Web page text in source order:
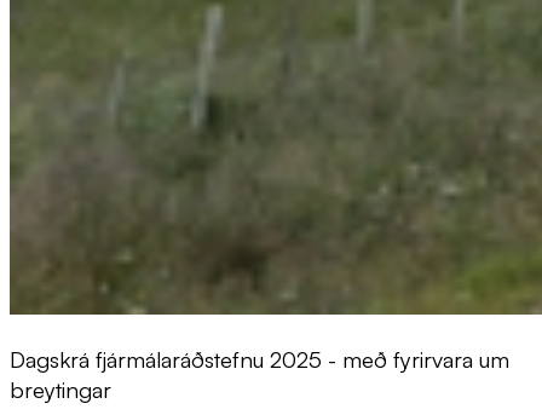
Dagskrá fjármálaráðstefnu 2025 - með fyrirvara um
breytingar